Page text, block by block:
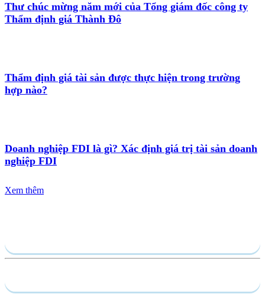
Thư chúc mừng năm mới của Tổng giám đốc công ty
Thẩm định giá Thành Đô
Thẩm định giá tài sản được thực hiện trong trường
hợp nào?
Doanh nghiệp FDI là gì? Xác định giá trị tài sản doanh
nghiệp FDI
Xem thêm